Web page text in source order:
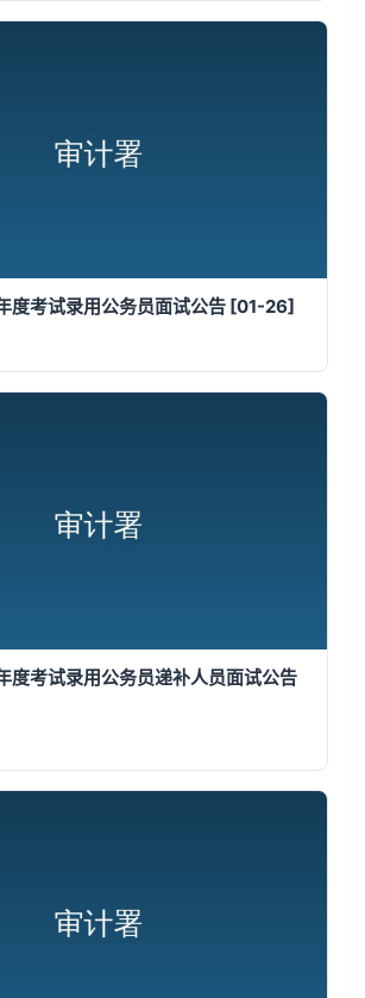
度考试录用公务员面试公告 [01-26]
度考试录用公务员递补人员面试公告